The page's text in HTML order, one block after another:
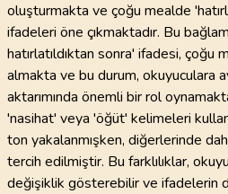
oluşturmakta ve çoğu mealde
ifadeleri öne çıkmaktadır. Bu
hatırlatıldıktan sonra' ifadesi,
almakta ve bu durum, okuyuculara
aktarımında önemli bir rol
'nasihat' veya 'öğüt' kelimeleri
ton yakalanmışken, diğerlerinde
tercih edilmiştir. Bu farklılıklar,
değişiklik gösterebilir ve ifadelerin